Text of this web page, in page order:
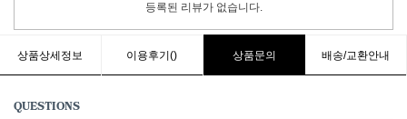
등록된 리뷰가 없습니다.
상품상세정보 이용후기() 상품문의 배송/교환안내
QUESTIONS